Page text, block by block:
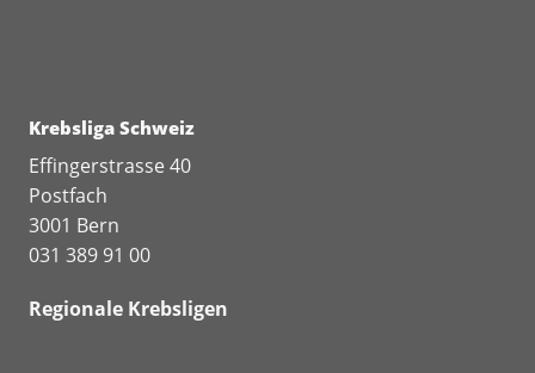
Krebsliga Schweiz
Effingerstrasse 40
Postfach
3001 Bern
031 389 91 00
Regionale Krebsligen